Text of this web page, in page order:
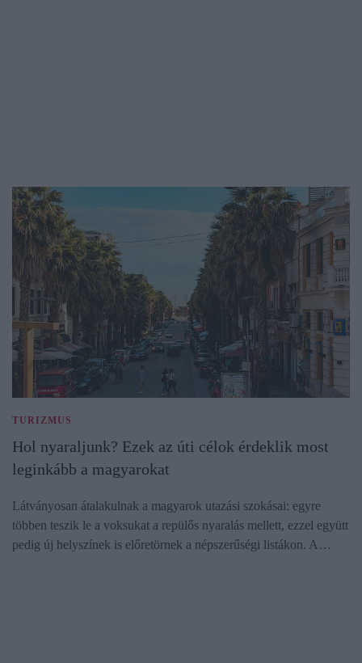
TURIZMUS
Hol nyaraljunk? Ezek az úti célok érdeklik most
leginkább a magyarokat
Látványosan átalakulnak a magyarok utazási szokásai: egyre
többen teszik le a voksukat a repülős nyaralás mellett, ezzel együtt
pedig új helyszínek is előretörnek a népszerűségi listákon. A…